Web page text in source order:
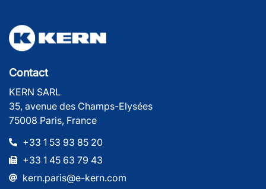
Contact
KERN SARL
35, avenue des Champs-Elysées
75008 Paris, France
+33 1 53 93 85 20
+33 1 45 63 79 43
kern.paris@e-kern.com